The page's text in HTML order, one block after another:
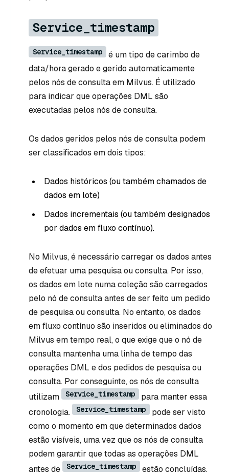
Service_timestamp
Service_timestamp
é um tipo de carimbo de
data/hora gerado e gerido automaticamente
pelos nós de consulta em Milvus. É utilizado
para indicar que operações DML são
executadas pelos nós de consulta.
Os dados geridos pelos nós de consulta podem
ser classificados em dois tipos:
Dados históricos (ou também chamados de
dados em lote)
Dados incrementais (ou também designados
por dados em fluxo contínuo).
No Milvus, é necessário carregar os dados antes
de efetuar uma pesquisa ou consulta. Por isso,
os dados em lote numa coleção são carregados
pelo nó de consulta antes de ser feito um pedido
de pesquisa ou consulta. No entanto, os dados
em fluxo contínuo são inseridos ou eliminados do
Milvus em tempo real, o que exige que o nó de
consulta mantenha uma linha de tempo das
operações DML e dos pedidos de pesquisa ou
consulta. Por conseguinte, os nós de consulta
utilizam
Service_timestamp
para manter essa
cronologia.
Service_timestamp
pode ser visto
como o momento em que determinados dados
estão visíveis, uma vez que os nós de consulta
podem garantir que todas as operações DML
antes de
Service_timestamp estão concluídas.